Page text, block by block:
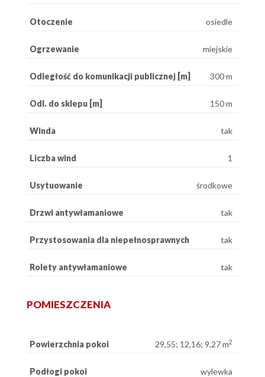
Otoczenie osiedle
Ogrzewanie miejskie
Odległość do komunikacji publicznej [m] 300 m
Odl. do sklepu [m] 150 m
Winda tak
Liczba wind 1
Usytuowanie środkowe
Drzwi antywłamaniowe tak
Przystosowania dla niepełnosprawnych tak
Rolety antywłamaniowe tak
POMIESZCZENIA
Powierzchnia pokoi 29,55; 12,16; 9,27 m2
Podłogi pokoi wylewka